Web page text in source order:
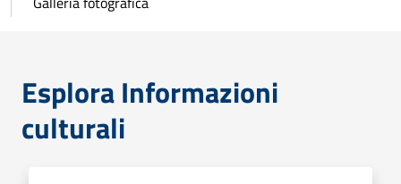
Esplora Informazioni
culturali